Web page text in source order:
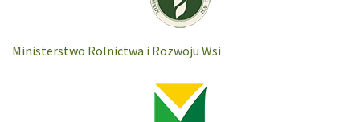
Ministerstwo Rolnictwa i Rozwoju Wsi